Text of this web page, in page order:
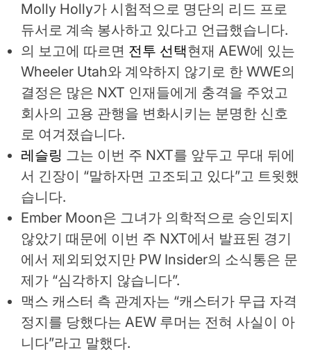
Molly Holly가 시험적으로 명단의 리드 프로
듀서로 계속 봉사하고 있다고 언급했습니다.
의 보고에 따르면 전투 선택현재 AEW에 있는
Wheeler Utah와 계약하지 않기로 한 WWE의
결정은 많은 NXT 인재들에게 충격을 주었고
회사의 고용 관행을 변화시키는 분명한 신호
로 여겨졌습니다.
레슬링 그는 이번 주 NXT를 앞두고 무대 뒤에
서 긴장이 “말하자면 고조되고 있다”고 트윗했
습니다.
Ember Moon은 그녀가 의학적으로 승인되지
않았기 때문에 이번 주 NXT에서 발표된 경기
에서 제외되었지만 PW Insider의 소식통은 문
제가 “심각하지 않습니다”.
맥스 캐스터 측 관계자는 “캐스터가 무급 자격
정지를 당했다는 AEW 루머는 전혀 사실이 아
니다”라고 말했다.